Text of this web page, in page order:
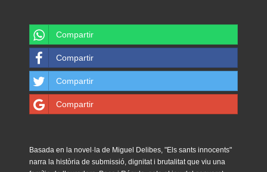
Compartir
Compartir
Compartir
Compartir
Basada en la novel·la de Miguel Delibes, "Els sants innocents"
narra la història de submissió, dignitat i brutalitat que viu una